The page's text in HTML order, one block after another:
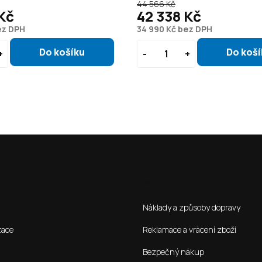
DPH 34 990 Kč bez DPH
44 566 Kč
42 338 Kč
Náklady a způsoby dopravy
Reklamace a vrácení zboží
Bezpečný nákup